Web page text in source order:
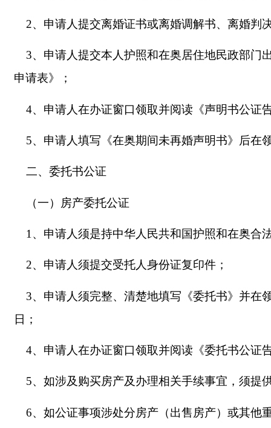
2、申请人提交离婚证书或离婚调解书、离婚判
3、申请人提交本人护照和在奥居住地民政部门
申请表》；
4、 申请人在办证窗口领取并阅读《声明书公证
5、申请人填写《在奥期间未再婚声明书》后在
二、委托书公证
（一）房产委托公证
1、申请人须是持中华人民共和国护照和在奥合
2、申请人须提交受托人身份证复印件；
3、申请人须完整、清楚地填写《委托书》并在
日；
4、 申请人在办证窗口领取并阅读《委托书公证
5、如涉及购买房产及办理相关手续事宜，须提
6、 如公证事项涉处分房产（出售房产）或其他